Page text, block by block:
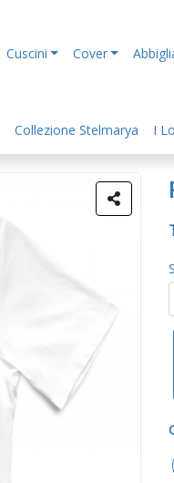
Cuscini Cover
Collezione Stelmarya I